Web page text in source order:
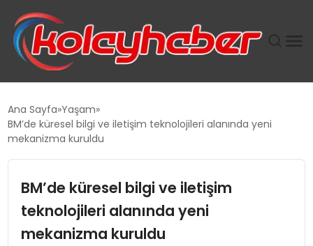
SUWEN’IN İSTIHDAM MODELI EKONOMIDE KADIN
TANYER YAPI ZEMIN MÜHENDISLIĞINDE HEDEF
BÜYÜTTÜ
Ana Sayfa Yaşam
BM’de küresel bilgi ve iletişim teknolojileri alanında yeni
mekanizma kuruldu
BM’de küresel bilgi ve iletişim
teknolojileri alanında yeni
mekanizma kuruldu